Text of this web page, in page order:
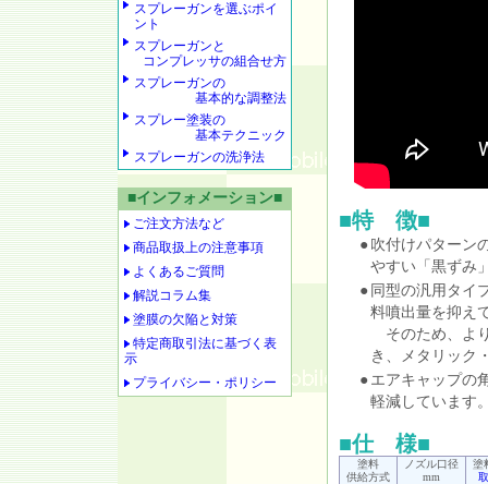
スプレーガンを選ぶポイ
ント
スプレーガンと
コンプレッサの組合せ方
スプレーガンの
基本的な調整法
スプレー塗装の
基本テクニック
スプレーガンの洗浄法
■インフォメーション■
ご注文方法など
商品取扱上の注意事項
よくあるご質問
解説コラム集
塗膜の欠陥と対策
特定商取引法に基づく表
示
プライバシー・ポリシー
■特 徴■
● 吹付けパターン
やすい「黒ずみ
● 同型の汎用タイ
料噴出量を抑え
そのため、よ
き、メタリック
● エアキャップの
軽減しています
■仕 様■
塗料
供給方式
ノズル口径
mm
塗